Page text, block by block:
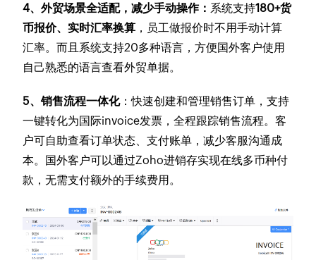
4、外贸场景全适配，减少手动操作： 系统支持180+货
币报价、实时汇率换算 ，员工做报价时不用手动计算
汇率。而且系统支持20多种语言，方便国外客户使用
自己熟悉的语言查看外贸单据。
5、销售流程一体化：快速创建和管理销售订单，支持
一键转化为国际invoice发票，全程跟踪销售流程。客
户可自助查看订单状态、支付账单，减少客服沟通成
本。国外客户可以通过Zoho进销存实现在线多币种付
款，无需支付额外的手续费用。